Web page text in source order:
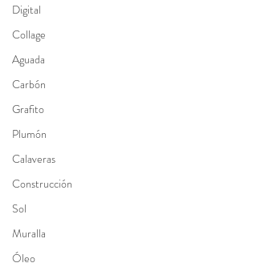
Digital
Collage
Aguada
Carbón
Grafito
Plumón
Calaveras
Construcción
Sol
Muralla
Óleo